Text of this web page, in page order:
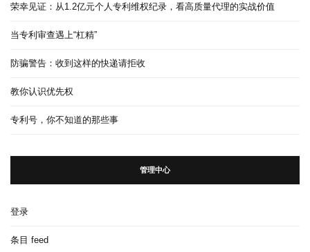
荣幸见证：从1.2亿元个人专利维权纪录，看高质量代理的实战价值
当专利审查遇上“杠精”
防骗警告：收到这样的快递请拒收
教你认识优先权
专利号，你不知道的那些事
管理中心
登录
条目 feed